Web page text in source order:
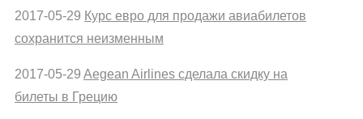
2017-05-29 Курс евро для продажи авиабилетов
сохранится неизменным
2017-05-29 Aegean Airlines сделала скидку на
билеты в Грецию